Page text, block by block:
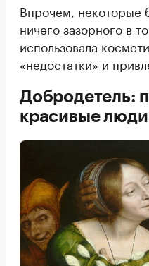
Впрочем, некоторые
ничего зазорного в
использовала
«недостатки» и
Добродетель:
красивые